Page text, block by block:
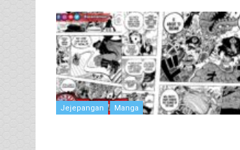
Jejepangan Manga